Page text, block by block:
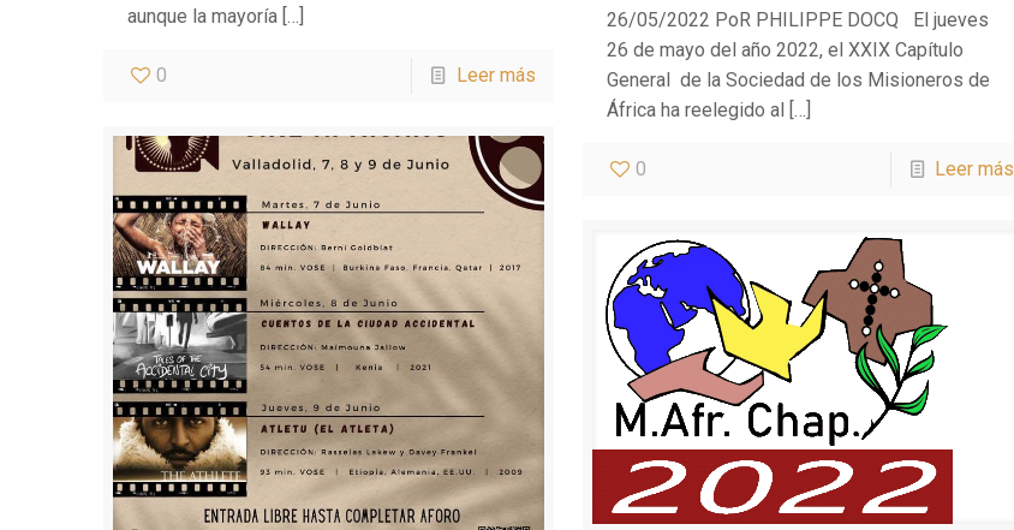
aunque la mayoría […]
0 Leer más
26/05/2022 PoR PHILIPPE DOCQ El jueves
26 de mayo del año 2022, el XXIX Capítulo
General de la Sociedad de los Misioneros de
África ha reelegido al […]
0 Leer más